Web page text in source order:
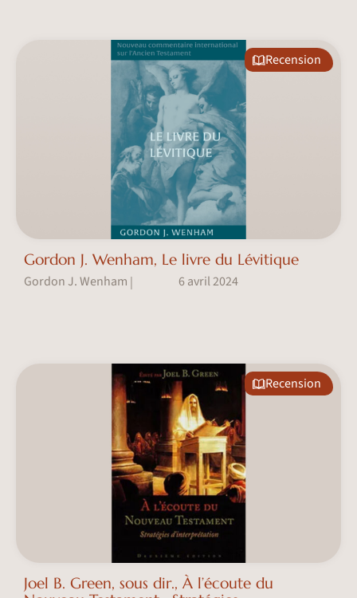
Recension
Gordon J. Wenham, Le livre du Lévitique
Gordon J. Wenham | 6 avril 2024
Recension
Joel B. Green, sous dir., À l’écoute du